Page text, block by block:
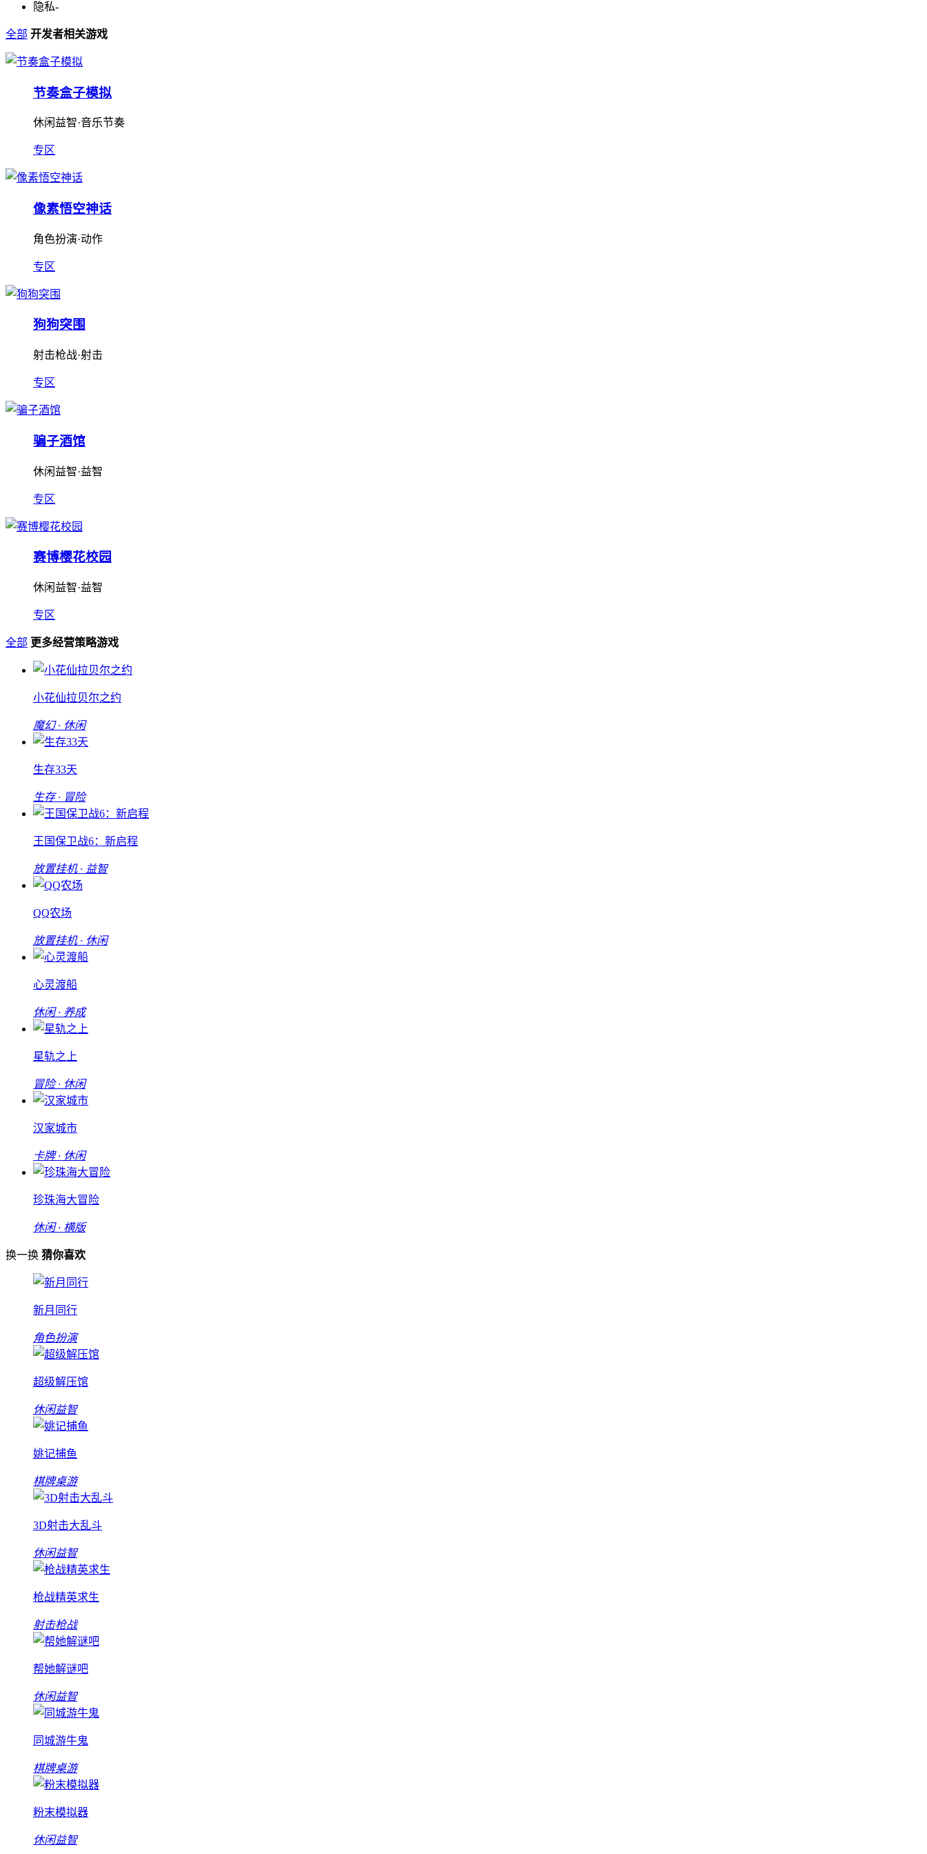
隐私-
全部 开发者相关游戏
节奏盒子模拟
休闲益智·音乐节奏
专区
像素悟空神话
角色扮演·动作
专区
狗狗突围
射击枪战·射击
专区
骗子酒馆
休闲益智·益智
专区
赛博樱花校园
休闲益智·益智
专区
全部 更多经营策略游戏
小花仙拉贝尔之约
魔幻 · 休闲
生存33天
生存 · 冒险
王国保卫战6：新启程
放置挂机 · 益智
QQ农场
放置挂机 · 休闲
心灵渡船
休闲 · 养成
星轨之上
冒险 · 休闲
汉家城市
卡牌 · 休闲
珍珠海大冒险
休闲 · 横版
换一换 猜你喜欢
新月同行
角色扮演
超级解压馆
休闲益智
姚记捕鱼
棋牌桌游
3D射击大乱斗
休闲益智
枪战精英求生
射击枪战
帮她解谜吧
休闲益智
同城游牛鬼
棋牌桌游
粉末模拟器
休闲益智